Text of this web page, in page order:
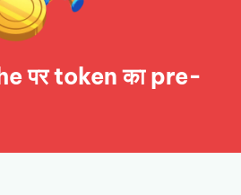
पर token का pre-